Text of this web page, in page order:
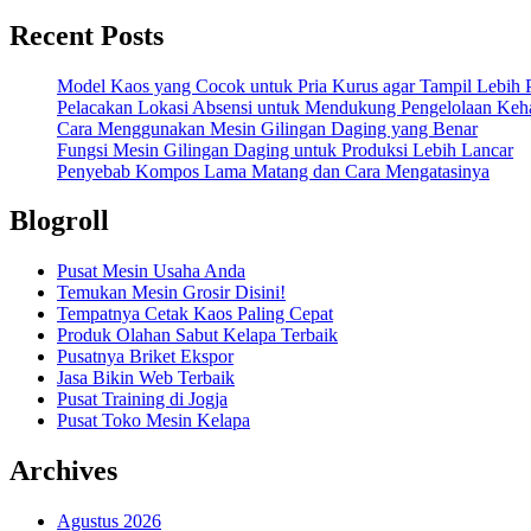
Recent Posts
Model Kaos yang Cocok untuk Pria Kurus agar Tampil Lebih
Pelacakan Lokasi Absensi untuk Mendukung Pengelolaan
Cara Menggunakan Mesin Gilingan Daging yang Benar
Fungsi Mesin Gilingan Daging untuk Produksi Lebih Lancar
Penyebab Kompos Lama Matang dan Cara Mengatasinya
Blogroll
Pusat Mesin Usaha Anda
Temukan Mesin Grosir Disini!
Tempatnya Cetak Kaos Paling Cepat
Produk Olahan Sabut Kelapa Terbaik
Pusatnya Briket Ekspor
Jasa Bikin Web Terbaik
Pusat Training di Jogja
Pusat Toko Mesin Kelapa
Archives
Agustus 2026